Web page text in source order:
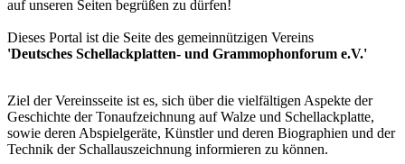
auf unseren Seiten begrüßen zu dürfen!
Dieses Portal ist die Seite des gemeinnützigen Vereins
'Deutsches Schellackplatten- und Grammophonforum e.V.'
Ziel der Vereinsseite ist es, sich über die vielfältigen Aspekte der
Geschichte der Tonaufzeichnung auf Walze und Schellackplatte,
sowie deren Abspielgeräte, Künstler und deren Biographien und der
Technik der Schallauszeichnung informieren zu können.